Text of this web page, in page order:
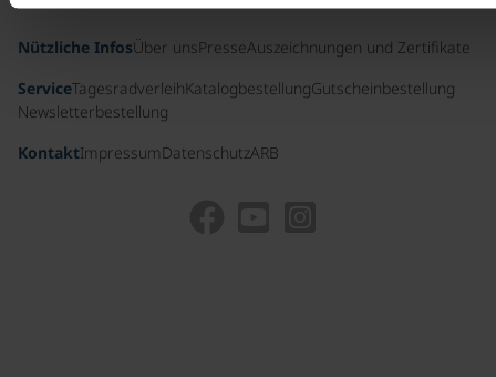
Nützliche InfosÜber unsPresseAuszeichnungen und Zertifikate
ServiceTagesradverleihKatalogbestellungGutscheinbestellung
Newsletterbestellung
KontaktImpressumDatenschutzARB